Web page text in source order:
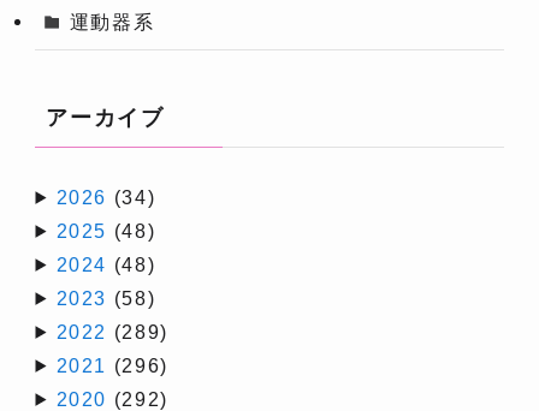
運動器系
アーカイブ
2026 (34)
2025 (48)
2024 (48)
2023 (58)
2022 (289)
2021 (296)
2020 (292)